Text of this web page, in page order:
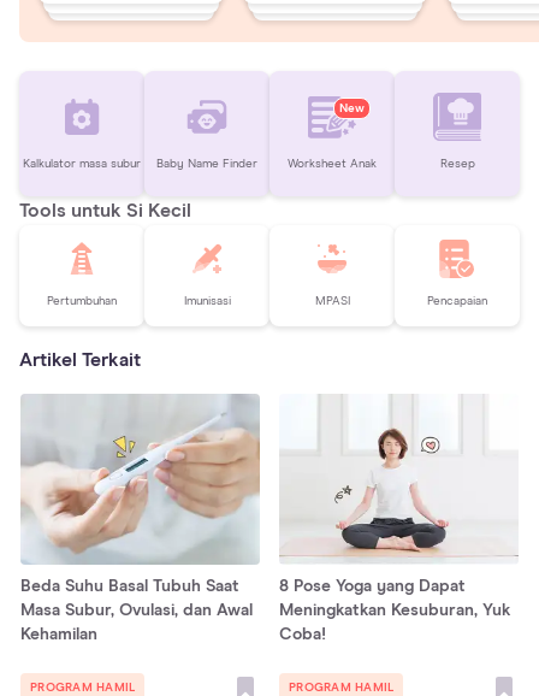
Kalkulator masa subur Baby Name Finder
New
Worksheet Anak Resep
Tools untuk Si Kecil
Pertumbuhan Imunisasi MPASI Pencapaian
Artikel Terkait
Beda Suhu Basal Tubuh Saat
Masa Subur, Ovulasi, dan Awal
Kehamilan
PROGRAM HAMIL
8 Pose Yoga yang Dapat
Meningkatkan Kesuburan, Yuk
Coba!
PROGRAM HAMIL